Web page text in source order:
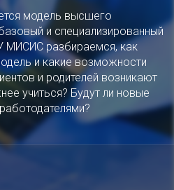
модель высшего
и специализированный
МИСИС разбираемся, как
и какие возможности
и родителей возникают
учиться? Будут ли новые